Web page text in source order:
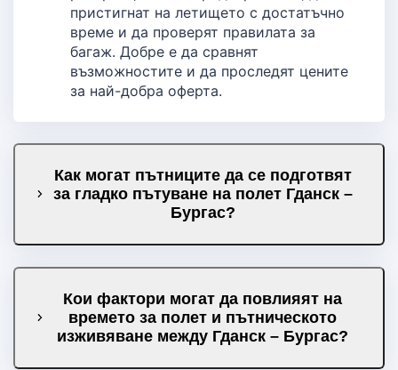
пристигнат на летището с достатъчно
време и да проверят правилата за
багаж. Добре е да сравнят
възможностите и да проследят цените
за най-добра оферта.
Как могат пътниците да се подготвят
за гладко пътуване на полет Гданск –
Бургас?
Кои фактори могат да повлияят на
времето за полет и пътническото
изживяване между Гданск – Бургас?